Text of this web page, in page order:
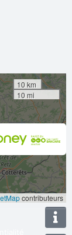
10 km
10 mi
contributeurs